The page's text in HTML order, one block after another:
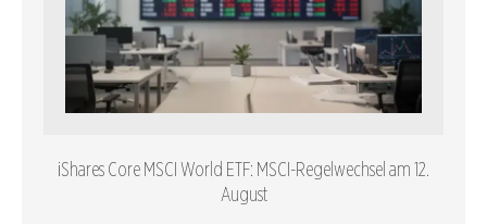
iShares Core MSCI World ETF: MSCI-Regelwechsel am 12.
August